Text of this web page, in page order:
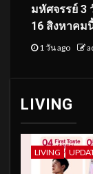
มหัศจรรย์ 3
16 สิงหาคม
1 วัน ago
LIVING
LIVING